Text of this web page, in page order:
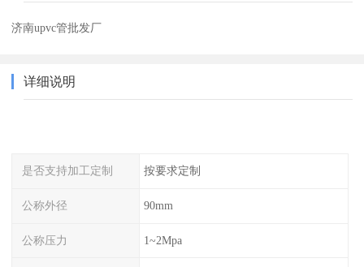
济南upvc管批发厂
详细说明
是否支持加工定制 按要求定制
公称外径 90mm
公称压力 1~2Mpa